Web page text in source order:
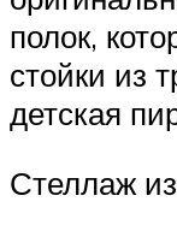
полок,
стойки из
детская
Стеллаж